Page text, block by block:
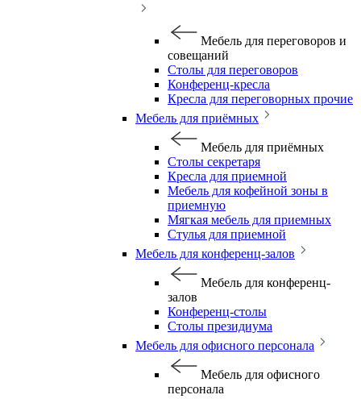
Мебель для переговоров и
совещаний
Столы для переговоров
Конференц-кресла
Кресла для переговорных прочие
Мебель для приёмных
Мебель для приёмных
Столы секретаря
Кресла для приемной
Мебель для кофейной зоны в
приемную
Мягкая мебель для приемных
Стулья для приемной
Мебель для конференц-залов
Мебель для конференц-
залов
Конференц-столы
Столы президиума
Мебель для офисного персонала
Мебель для офисного
персонала